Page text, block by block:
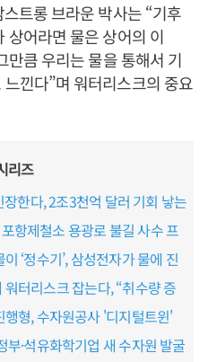
트롱 브라운 박사는 “기후
상어라면 물은 상어의 이
만큼 우리는 물을 통해서 기
낀다”며 워터리스크의 중요
리즈
한다, 2조3천억 달러 기회 낳는
항제철소 용광로 불길 사수 프
‘정수기’, 삼성전자가 물에 진
터리스크 잡는다, “취수량 증
형, 수자원공사 '디지털트윈'
·석유화학기업 새 수자원 발굴